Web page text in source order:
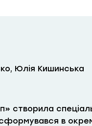
Юлія Кишинська
створила
в